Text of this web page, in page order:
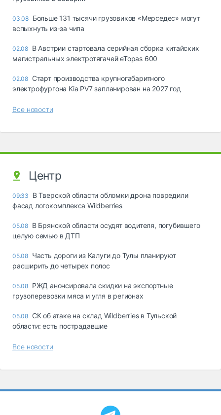
03.08 Больше 131 тысячи грузовиков «Мерседес» могут
вспыхнуть из-за чипа
02.08 В Австрии стартовала серийная сборка китайских
магистральных электротягачей eTopas 600
02.08 Старт производства крупногабаритного
электрофургона Kia PV7 запланирован на 2027 год
Все новости
Центр
09:33
В Тверской области обломки дрона повредили
фасад логокомплекса Wildberries
05.08 В Брянской области осудят водителя, погубившего
целую семью в ДТП
05.08 Часть дороги из Калуги до Тулы планируют
расширить до четырех полос
05.08 РЖД анонсировала скидки на экспортные
грузоперевозки мяса и угля в регионах
05.08 СК об атаке на склад Wildberries в Тульской
области: есть пострадавшие
Все новости